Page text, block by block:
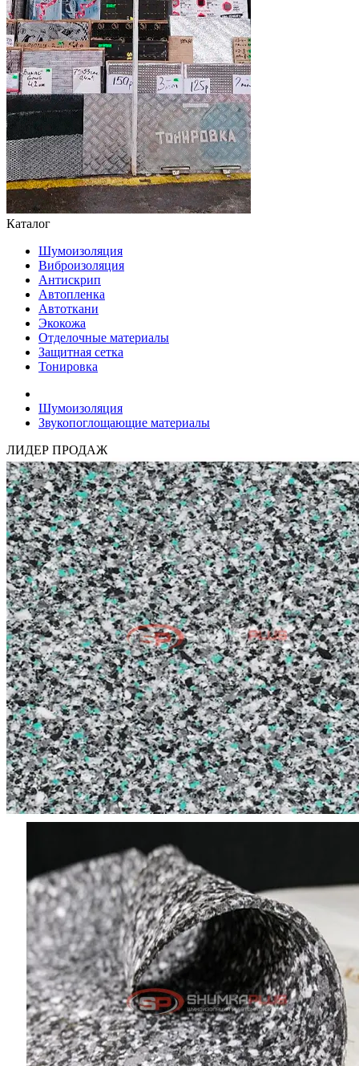
Каталог
Шумоизоляция
Виброизоляция
Антискрип
Автопленка
Автоткани
Экокожа
Отделочные материалы
Защитная сетка
Тонировка
Шумоизоляция
Звукопоглощающие материалы
ЛИДЕР ПРОДАЖ